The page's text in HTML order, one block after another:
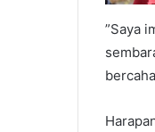
”Saya